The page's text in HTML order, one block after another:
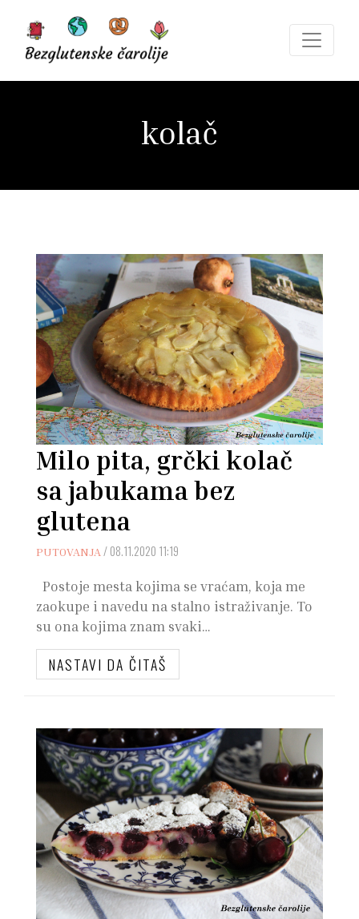
kolač
Milo pita, grčki kolač
sa jabukama bez
glutena
PUTOVANJA /08.11.2020 11:19
Postoje mesta kojima se vraćam, koja me
zaokupe i navedu na stalno istraživanje. To
su ona kojima znam svaki…
NASTAVI DA ČITAŠ